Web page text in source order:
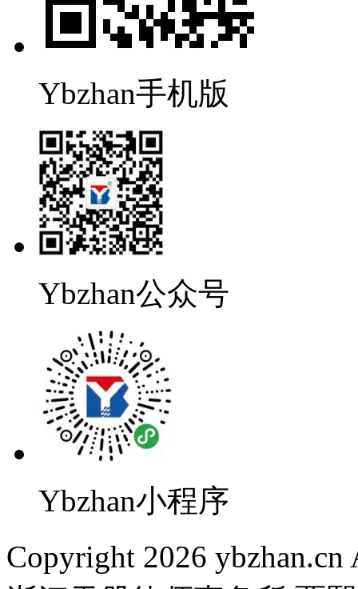
Ybzhan手机版
Ybzhan公众号
Ybzhan小程序
Copyright 2026